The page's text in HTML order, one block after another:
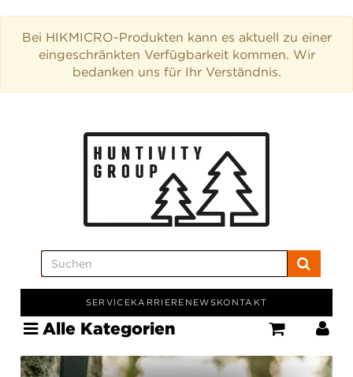
Bei HIKMICRO-Produkten kann es aktuell zu einer
eingeschränkten Verfügbarkeit kommen. Wir
bedanken uns für Ihr Verständnis.
SERVICEKARRIERE NEWSKONTAKT
Alle Kategorien